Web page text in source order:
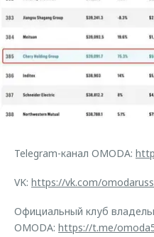
Telegram-канал OMODA:
VK: https://vk.com/
Официальный клуб
OMODA: https://t.me/